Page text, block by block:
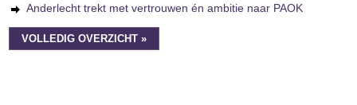
Anderlecht trekt met vertrouwen én ambitie naar PAOK
VOLLEDIG OVERZICHT »